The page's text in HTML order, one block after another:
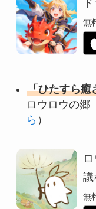
無
「ひたすら癒
ロウロウの郷
ら ）
議
無